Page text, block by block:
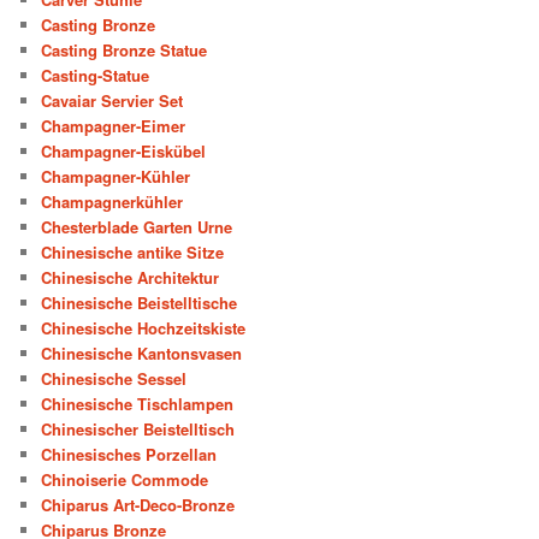
Casting Bronze
Casting Bronze Statue
Casting-Statue
Cavaiar Servier Set
Champagner-Eimer
Champagner-Eiskübel
Champagner-Kühler
Champagnerkühler
Chesterblade Garten Urne
Chinesische antike Sitze
Chinesische Architektur
Chinesische Beistelltische
Chinesische Hochzeitskiste
Chinesische Kantonsvasen
Chinesische Sessel
Chinesische Tischlampen
Chinesischer Beistelltisch
Chinesisches Porzellan
Chinoiserie Commode
Chiparus Art-Deco-Bronze
Chiparus Bronze